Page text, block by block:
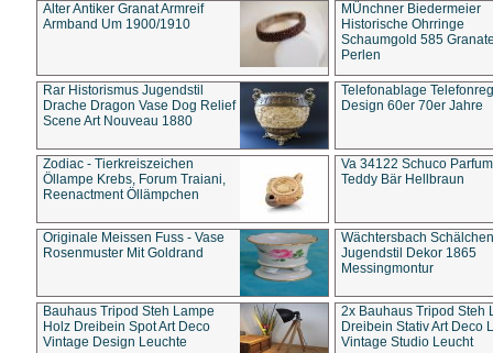
Alter Antiker Granat Armreif
Armband Um 1900/1910
MÜnchner Biedermeier
Historische Ohrringe
Schaumgold 585
Perlen
Rar Historismus Jugendstil
Drache Dragon Vase Dog Relief
Scene Art Nouveau 1880
Telefonablage
Design 60er 70er Jahre
Zodiac - Tierkreiszeichen
Öllampe Krebs, Forum Traiani,
Reenactment Öllämpchen
Va 34122 Schuco
Teddy Bär Hellbraun
Originale Meissen Fuss - Vase
Rosenmuster Mit Goldrand
Wächtersbach Schälchen
Jugendstil Dekor 1865
Messingmontur
Bauhaus Tripod Steh Lampe
Holz Dreibein Spot Art Deco
Vintage Design Leuchte
2x Bauhaus Tripod Steh
Dreibein Stativ Art Deco
Vintage Studio Leucht